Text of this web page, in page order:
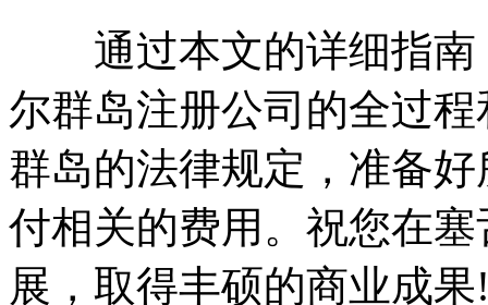
通过本文的详细指南
尔群岛注册公司的全过
群岛的法律规定，准备
付相关的费用。祝您在
展，取得丰硕的商业成果